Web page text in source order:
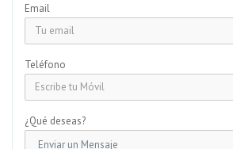
Email
Teléfono
¿Qué deseas?